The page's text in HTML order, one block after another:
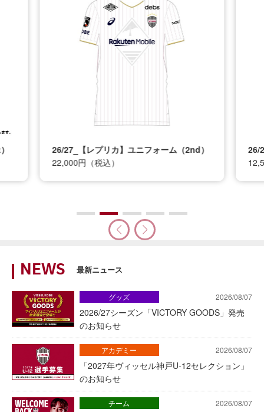
26/27_【レプリカ】ユニフォーム（2nd）
22,000円（税込）
26/
NEWS 最新ニュース
2026/08/07
2026/27シーズン「VICTORY GOODS」発売
のお知らせ
グッズ
2026/08/07
「2027年ヴィッセル神戸U-12セレクション」
のお知らせ
アカデミー
2026/08/07
チーム